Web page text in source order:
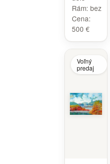
Rám: bez
Cena:
500 €
Voľný
predaj